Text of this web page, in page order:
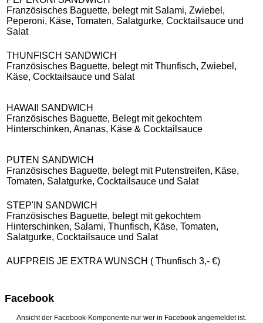
Französisches Baguette, belegt mit Salami, Zwiebel,
Peperoni, Käse, Tomaten, Salatgurke, Cocktailsauce und
Salat
THUNFISCH SANDWICH
Französisches Baguette, belegt mit Thunfisch, Zwiebel,
Käse, Cocktailsauce und Salat
HAWAII SANDWICH
Französisches Baguette, Belegt mit gekochtem
Hinterschinken, Ananas, Käse & Cocktailsauce
PUTEN SANDWICH
Französisches Baguette, belegt mit Putenstreifen, Käse,
Tomaten, Salatgurke, Cocktailsauce und Salat
STEP'IN SANDWICH
Französisches Baguette, belegt mit gekochtem
Hinterschinken, Salami, Thunfisch, Käse, Tomaten,
Salatgurke, Cocktailsauce und Salat
AUFPREIS JE EXTRA WUNSCH ( Thunfisch 3,- €)
Facebook
Ansicht der Facebook-Komponente nur wer in Facebook angemeldet ist.